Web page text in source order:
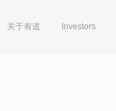
关于有道 Investors